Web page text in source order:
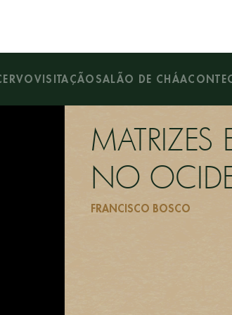
VISITAÇÃO SALÃO DE CHÁ
NO
FRANCISCO BOSCO